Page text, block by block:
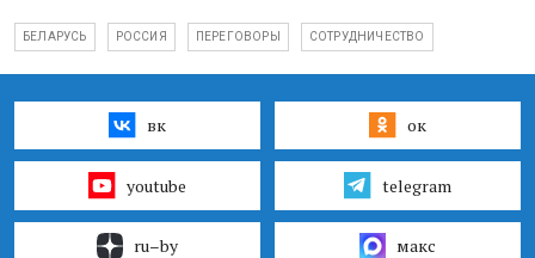
БЕЛАРУСЬ РОССИЯ ПЕРЕГОВОРЫ СОТРУДНИЧЕСТВО
вк ок
youtube telegram
ru–by макс